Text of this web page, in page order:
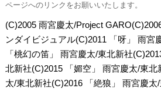
ページへのリンクをお願いいたします。
(C)2005 雨宮慶太/Project
ンダイビジュアル(C)2011 「呀」 雨宮
「桃幻の笛」 雨宮慶太/東北新社
北新社(C)2015 「媚空」 雨宮慶太/東北
太/東北新社(C)2016 「絶狼」 雨宮慶太